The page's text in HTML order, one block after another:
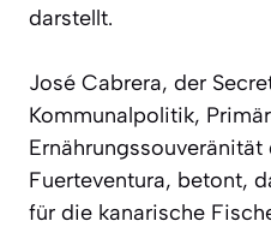
darstellt.
José Cabrera, der
Kommunalpolitik,
Ernährungssouveränität
Fuerteventura, betont,
für die kanarische